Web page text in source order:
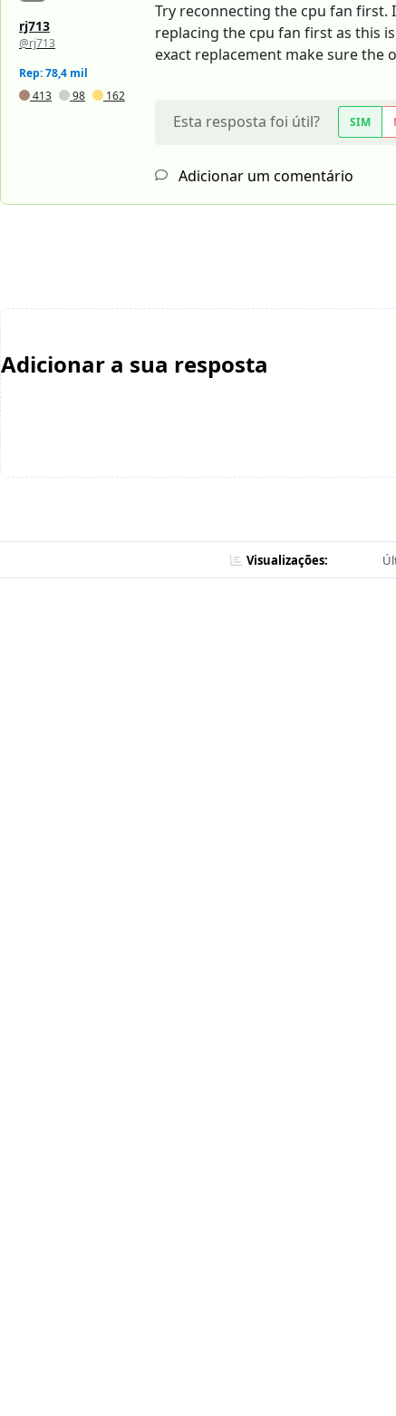
rj713
@rj713
Rep: 78,4 mil
413
98 162
Try reconnecting the cpu fan
replacing the cpu fan first as this
exact replacement make sure
Esta resposta foi útil? SIM
Adicionar um comentário
Adicionar a sua resposta
Visualizações: